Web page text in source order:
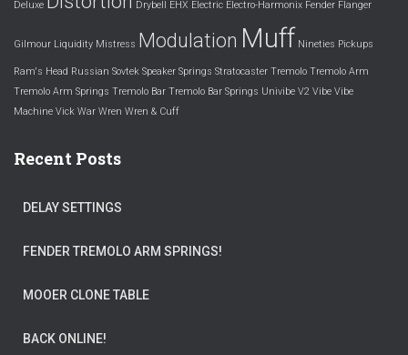
Deluxe Drybell EHX Electric Electro-Harmonix Fender Flanger
Gilmour Liquidity Mistress Modulation Muff Nineties Pickups
Ram's Head Russian Sovtek Speaker Springs Stratocaster Tremolo Tremolo Arm
Tremolo Arm Springs Tremolo Bar Tremolo Bar Springs Univibe V2 Vibe Vibe
Machine Vick War Wren Wren & Cuff
Recent Posts
DELAY SETTINGS
FENDER TREMOLO ARM SPRINGS!
MOOER CLONE TABLE
BACK ONLINE!